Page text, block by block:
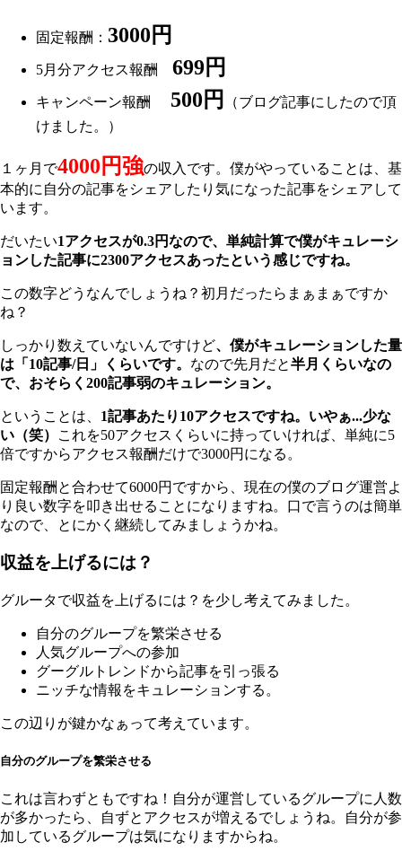
固定報酬： 3000円
5月分アクセス報酬 699円
キャンペーン報酬 500円
（ブログ記事にしたので頂
けました。）
１ヶ月で4000円強の収入です。僕がやっていることは、基
本的に自分の記事をシェアしたり気になった記事をシェアして
います。
だいたい1アクセスが0.3円なので、単純計算で僕がキュレーシ
ョンした記事に2300アクセスあったという感じですね。
この数字どうなんでしょうね？初月だったらまぁまぁですか
ね？
しっかり数えていないんですけど、僕がキュレーションした量
は「10記事/日」くらいです。 なので先月だと半月くらいなの
で、おそらく200記事弱のキュレーション。
ということは、 1記事あたり10アクセスですね。いやぁ...少な
い（笑）
これを50アクセスくらいに持っていければ、単純に5
倍ですからアクセス報酬だけで3000円になる。
固定報酬と合わせて6000円ですから、現在の僕のブログ運営よ
り良い数字を叩き出せることになりますね。口で言うのは簡単
なので、とにかく継続してみましょうかね。
収益を上げるには？
グルータで収益を上げるには？を少し考えてみました。
自分のグループを繁栄させる
人気グループへの参加
グーグルトレンドから記事を引っ張る
ニッチな情報をキュレーションする。
この辺りが鍵かなぁって考えています。
自分のグループを繁栄させる
これは言わずともですね！自分が運営しているグループに人数
が多かったら、自ずとアクセスが増えるでしょうね。自分が参
加しているグループは気になりますからね。